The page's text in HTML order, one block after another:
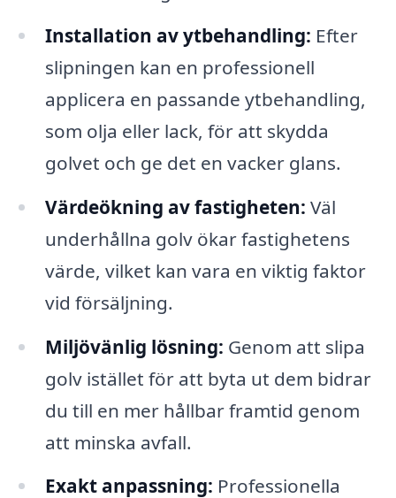
Installation av ytbehandling: Efter
slipningen kan en professionell
applicera en passande ytbehandling,
som olja eller lack, för att skydda
golvet och ge det en vacker glans.
Värdeökning av fastigheten: Väl
underhållna golv ökar fastighetens
värde, vilket kan vara en viktig faktor
vid försäljning.
Miljövänlig lösning: Genom att slipa
golv istället för att byta ut dem bidrar
du till en mer hållbar framtid genom
att minska avfall.
Exakt anpassning: Professionella